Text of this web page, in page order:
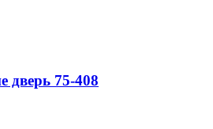
дверь 75-408